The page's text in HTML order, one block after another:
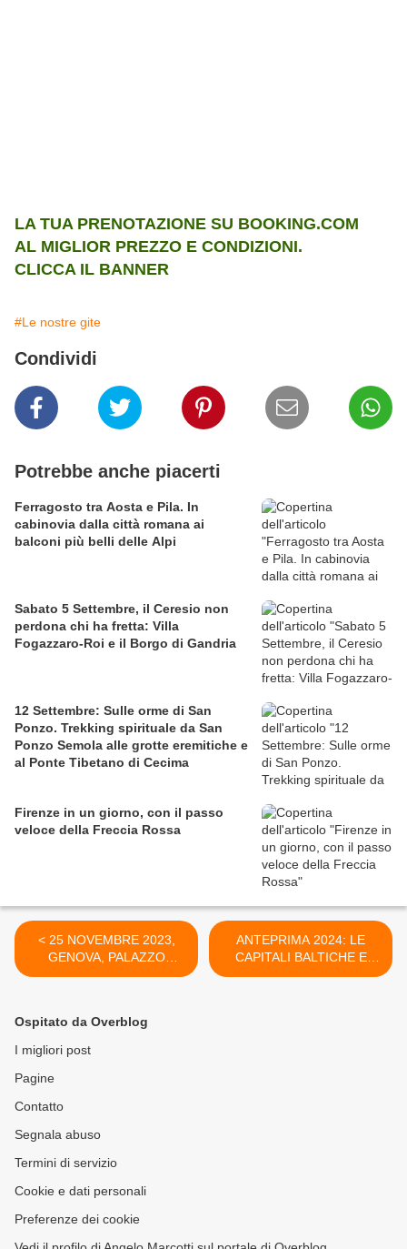
LA TUA PRENOTAZIONE SU BOOKING.COM
AL MIGLIOR PREZZO E CONDIZIONI.
CLICCA IL BANNER
#Le nostre gite
Condividi
Potrebbe anche piacerti
Ferragosto tra Aosta e Pila. In
cabinovia dalla città romana ai
balconi più belli delle Alpi
Sabato 5 Settembre, il Ceresio non
perdona chi ha fretta: Villa
Fogazzaro-Roi e il Borgo di Gandria
12 Settembre: Sulle orme di San
Ponzo. Trekking spirituale da San
Ponzo Semola alle grotte eremitiche e
al Ponte Tibetano di Cecima
Firenze in un giorno, con il passo
veloce della Freccia Rossa
< 25 NOVEMBRE 2023,
GENOVA, PALAZZO
DUCALE: ARTEMISIA
ANTEPRIMA 2024: LE
CAPITALI BALTICHE E
TOUR LITUANO DEL
Ospitato da Overblog
I migliori post
Pagine
Contatto
Segnala abuso
Termini di servizio
Cookie e dati personali
Preferenze dei cookie